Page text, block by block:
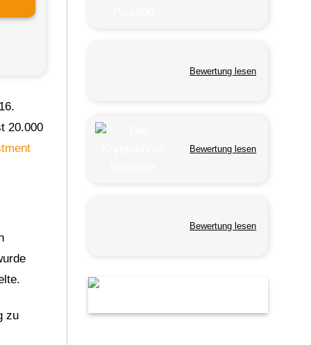
20.000
zu
Bewertung lesen
Bewertung lesen
Bewertung lesen